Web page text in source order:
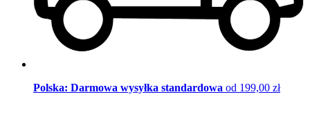
Polska: Darmowa wysyłka standardowa od 199,00 zł